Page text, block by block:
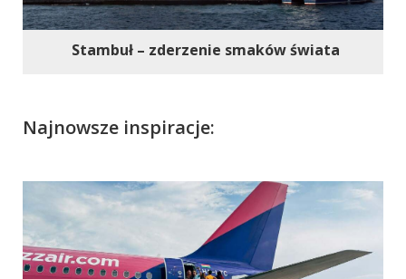
Stambuł – zderzenie smaków świata
Najnowsze inspiracje: